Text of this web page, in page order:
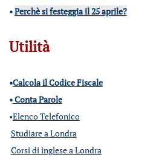
•Perchè si festeggia il 25 aprile?
Utilità
•Calcola il Codice Fiscale
•Conta Parole
•Elenco Telefonico
Studiare a Londra
Corsi di inglese a Londra